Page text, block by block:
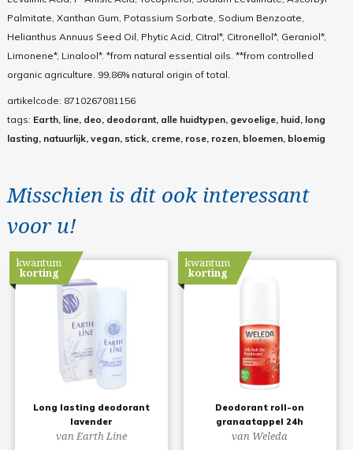
Palmitate, Xanthan Gum, Potassium Sorbate, Sodium Benzoate,
Helianthus Annuus Seed Oil, Phytic Acid, Citral*, Citronellol*, Geraniol*,
Limonene*, Linalool*. *from natural essential oils. **from controlled
organic agriculture. 99,86% natural origin of total.
artikelcode: 8710267081156
tags: Earth, line, deo, deodorant, alle huidtypen, gevoelige, huid, long
lasting, natuurlijk, vegan, stick, creme, rose, rozen, bloemen, bloemig
Misschien is dit ook interessant
voor u!
Long lasting deodorant
lavender
van Earth Line
kwantum
korting
Deodorant roll-on
granaatappel 24h
van Weleda
kwantum
korting